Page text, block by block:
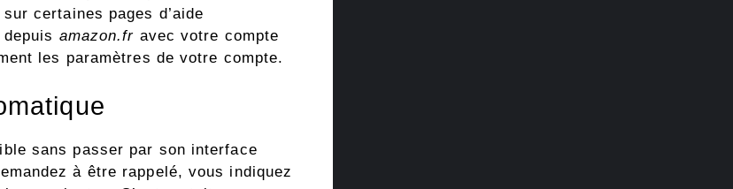
certaines pages d’aide
amazon.fr avec votre compte
les paramètres de votre compte.
sans passer par son interface
à être rappelé, vous indiquez